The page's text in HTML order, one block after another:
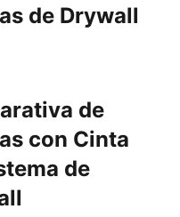
de Drywall
de
con Cinta
de